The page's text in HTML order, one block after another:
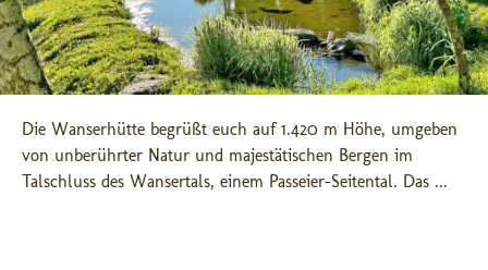
Die Wanserhütte begrüßt euch auf 1.420 m Höhe, umgeben
von unberührter Natur und majestätischen Bergen im
Talschluss des Wansertals, einem Passeier-Seitental. Das ...